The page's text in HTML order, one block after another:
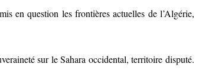
en question les frontières actuelles de l’Algérie,
sur le Sahara occidental, territoire disputé.